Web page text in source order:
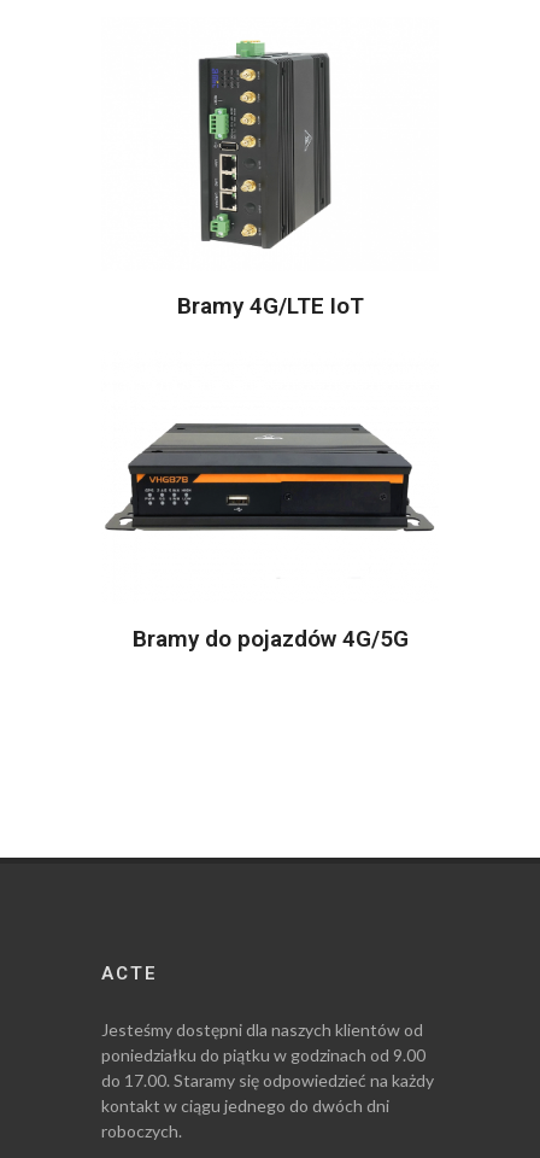
Bramy 4G/LTE IoT
Bramy do pojazdów 4G/5G
ACTE
Jesteśmy dostępni dla naszych klientów od
poniedziałku do piątku w godzinach od 9.00
do 17.00. Staramy się odpowiedzieć na każdy
kontakt w ciągu jednego do dwóch dni
roboczych.